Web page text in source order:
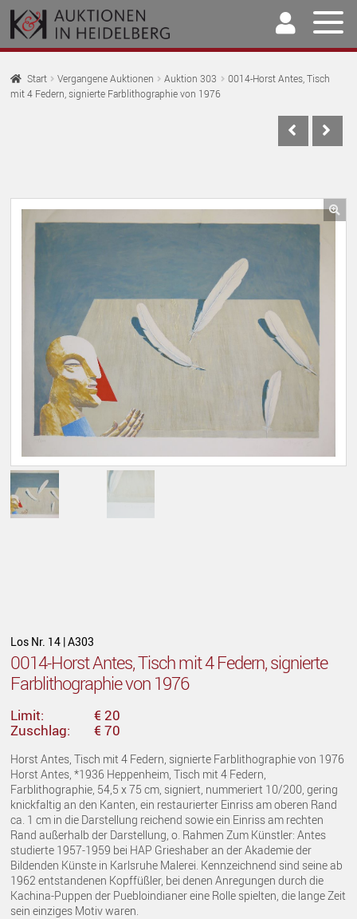
Zur
Navigation
springen
Springe
zum
Inhalt
Home
Unser Team
Start Vergangene Auktionen Auktion 303
0014-Horst Antes, Tisch
mit 4 Federn, signierte Farblithographie von 1976
Los Nr. 14 | A303
0014-Horst Antes, Tisch mit 4 Federn, signierte
Farblithographie von 1976
Limit:
€ 20
Zuschlag:
€ 70
Horst Antes, Tisch mit 4 Federn, signierte Farblithographie von 1976
Horst Antes, *1936 Heppenheim, Tisch mit 4 Federn,
Farblithographie, 54,5 x 75 cm, signiert, nummeriert 10/200, gering
knickfaltig an den Kanten, ein restaurierter Einriss am oberen Rand
ca. 1 cm in die Darstellung reichend sowie ein Einriss am rechten
Rand außerhalb der Darstellung, o. Rahmen Zum Künstler: Antes
studierte 1957-1959 bei HAP Grieshaber an der Akademie der
Bildenden Künste in Karlsruhe Malerei. Kennzeichnend sind seine ab
1962 entstandenen Kopffüßler, bei denen Anregungen durch die
Kachina-Puppen der Puebloindianer eine Rolle spielten, die lange Zeit
sein einziges Motiv waren.